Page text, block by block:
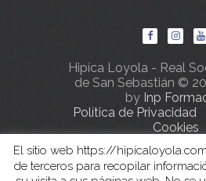
Hipíca Loyola - Real
de San Sebastián ©
by Inp
Política de Privacidad
Cookies
El sitio web https://
de terceros para recopilar